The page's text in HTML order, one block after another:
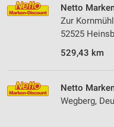
Netto
Zur
52525
529,43 km
Netto
Wegberg,